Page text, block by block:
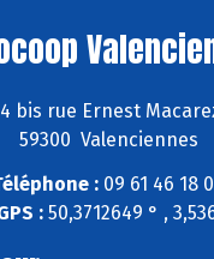
bis rue Ernest
59300 Valenciennes
: 09 61 46 18
:50,3712649 ° ,